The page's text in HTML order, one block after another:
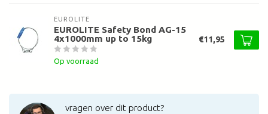
EUROLITE
EUROLITE Safety Bond AG-15
4x1000mm up to 15kg
Op voorraad
€11,95
vragen over dit product?